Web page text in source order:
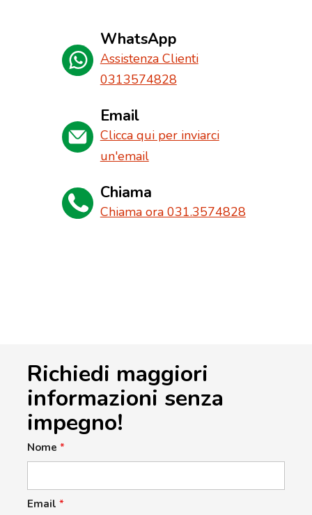
WhatsApp
Assistenza Clienti
0313574828
Email
Clicca qui per inviarci
un'email
Chiama
Chiama ora 031.3574828
Richiedi maggiori
informazioni senza
impegno!
Nome *
Email *